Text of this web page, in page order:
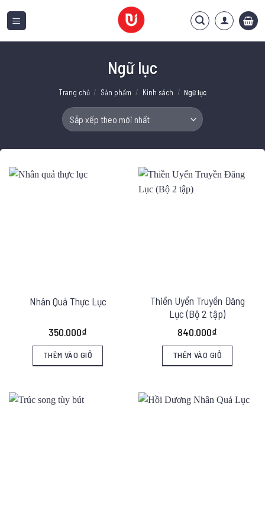
qua
Ngữ lục
Trang chủ / Sản phẩm / Kinh sách / Ngữ lục
Nhân Quả Thực Lục
350.000₫
THÊM VÀO GIỎ
Thiền Uyển Truyền Đăng
Lục (Bộ 2 tập)
840.000₫
THÊM VÀO GIỎ